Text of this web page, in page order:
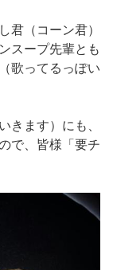
君（コーン君）
スープ先輩とも
歌ってるっぽい
きます）にも、
で、皆様「要チ